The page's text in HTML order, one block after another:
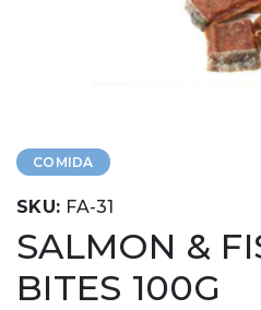
COMIDA
SKU: FA-31
SALMON &
BITES 100G